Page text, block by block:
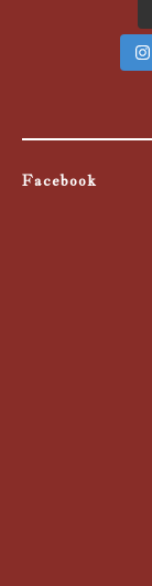
Facebook